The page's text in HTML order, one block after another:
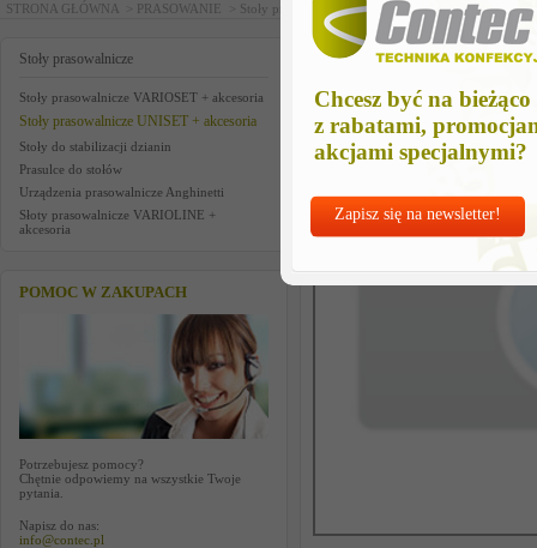
Chcesz być na bieżąco
z rabatami,
akcjami specjalnymi?
Zapisz się na newsletter!
STRONA GŁÓWNA > PRASOWANIE > Stoły prasowalnicze > Stoły prasowalnicze
Stoły prasowalnicze
Stoły prasowalnicze VARIOSET + akcesoria
Stoły prasowalnicze UNISET + akcesoria
Stoły do stabilizacji dzianin
Prasulce do stołów
Urządzenia prasowalnicze Anghinetti
Słoty prasowalnicze VARIOLINE +
akcesoria
POMOC W ZAKUPACH
Potrzebujesz pomocy?
Chętnie odpowiemy na wszystkie Twoje
pytania.
Napisz do nas:
info@contec.pl
PISTOLET ZRASZAJACY